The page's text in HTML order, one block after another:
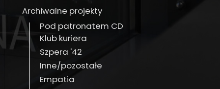
Archiwalne projekty
Pod patronatem CD
Klub kuriera
Szpera '42
Inne/pozostałe
Empatia